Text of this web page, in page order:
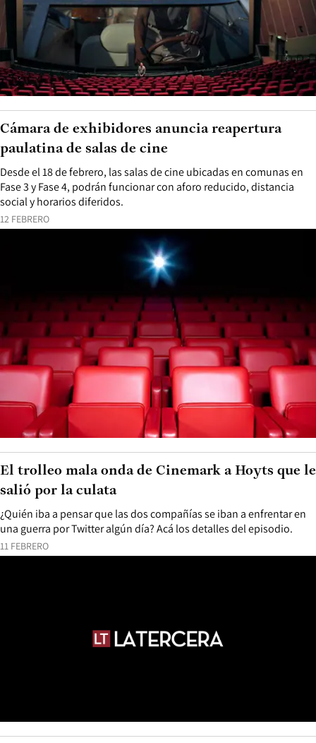
12 FEBRERO
Desde el 18 de febrero, las salas de cine ubicadas en comunas en
Fase 3 y Fase 4, podrán funcionar con aforo reducido, distancia
social y horarios diferidos.
Cámara de exhibidores anuncia reapertura
paulatina de salas de cine
11 FEBRERO
¿Quién iba a pensar que las dos compañías se iban a enfrentar en
una guerra por Twitter algún día? Acá los detalles del episodio.
El trolleo mala onda de Cinemark a Hoyts que le
salió por la culata